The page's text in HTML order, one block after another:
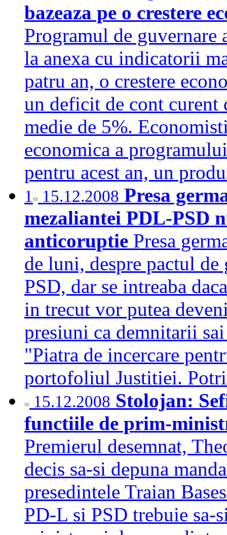
bazeaza pe o crestere
Programul de
la anexa cu indicatorii
patru an, o crestere
un deficit de cont
medie de 5%.
economica a
pentru acest an, un
1 15.12.2008 Presa
mezaliantei PDL-PSD
anticoruptie Presa
de luni, despre pactul
PSD, dar se intreaba
in trecut vor putea
presiuni ca demnitarii
"Piatra de incercare
portofoliul Justitiei.
15.12.2008 Stolojan:
functiile de prim-
Premierul desemnat,
decis sa-si depuna
presedintele Traian
PD-L si PSD trebuie sa-